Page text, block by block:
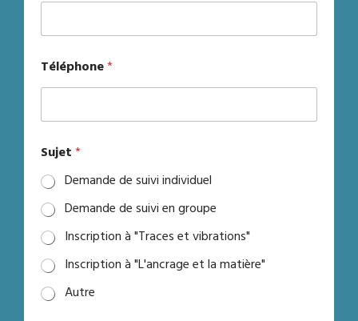
Téléphone*
Sujet*
Demande de suivi individuel
Demande de suivi en groupe
Inscription à "Traces et vibrations"
Inscription à "L'ancrage et la matière"
Autre